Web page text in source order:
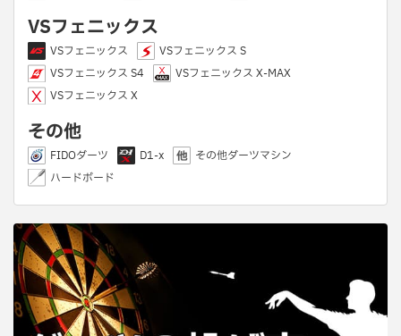
VSフェニックス
VSフェニックス
VSフェニックス S
VSフェニックス S4
VSフェニックス X-MAX
VSフェニックス X
その他
FIDOダーツ D1-x
その他ダーツマシン
ハードボード